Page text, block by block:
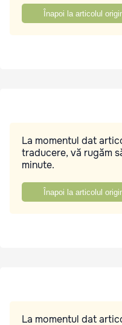
Înapoi la articolul
La momentul dat
traducere, vă rugăm
minute.
Înapoi la articolul
La momentul dat